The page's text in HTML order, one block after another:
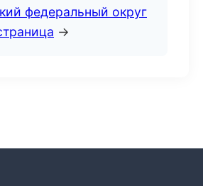
федеральный округ
→